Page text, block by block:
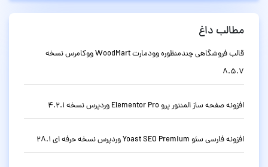
مطالب داغ
قالب فروشگاهی چندمنظوره وودمارت WoodMart ووکامرس نسخه
8.5.7
افزونه صفحه ساز المنتور پرو Elementor Pro وردپرس نسخه 4.2.1
افزونه فارسی سئو Yoast SEO Premium وردپرس نسخه حرفه ای 28.1